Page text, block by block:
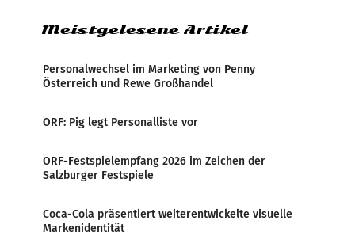
Meistgelesene Artikel
Personalwechsel im Marketing von Penny
Österreich und Rewe Großhandel
ORF: Pig legt Personalliste vor
ORF-Festspielempfang 2026 im Zeichen der
Salzburger Festspiele
Coca-Cola präsentiert weiterentwickelte visuelle
Markenidentität